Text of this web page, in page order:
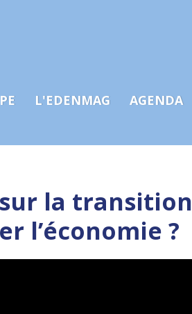
L'EDENMAG AGENDA
la transition
l’économie ?